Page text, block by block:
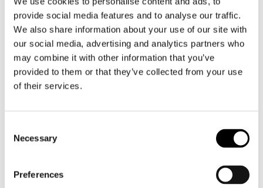
provide social media features and to analyse our traffic.
We also share information about your use of our site with
our social media, advertising and analytics partners who
may combine it with other information that you’ve
provided to them or that they’ve collected from your use
of their services.
Selection
Necessary
Preferences
stora betydelse för samesamhället, säger
Länsman. – Materialet är kulturhistoriskt
värdefullt. Utifrån det formas en uppfattning om
de trauman som samerna bär från generation till
generation, samt styrkor och glädjeämnen inom
samesamfundet.